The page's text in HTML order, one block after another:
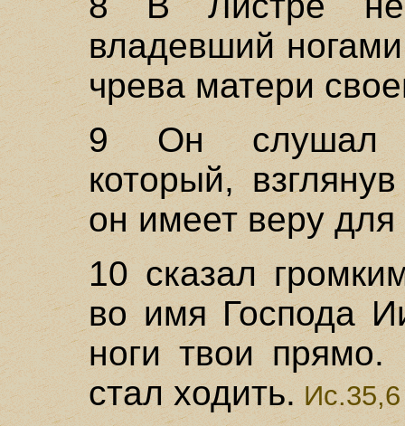
владевший
чрева матери
9 Он слушал
который,
он имеет веру
10 сказал
во имя Господа
ноги твои
стал ходить. Ис.35,6